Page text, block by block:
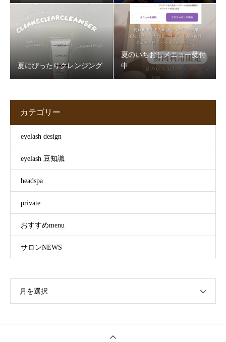
夏にぴったりクレンジング
夏のいちおしメニュー受付
中
カテゴリー
eyelash design
eyelash 豆知識
headspa
private
おすすめmenu
サロンNEWS
月を選択